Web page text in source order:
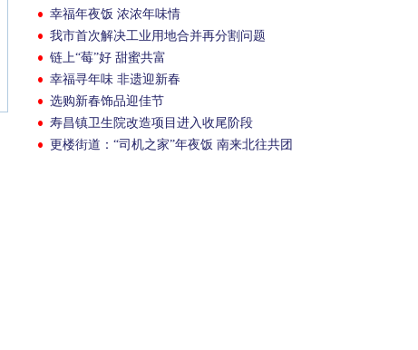
幸福年夜饭 浓浓年味情
我市首次解决工业用地合并再分割问题
链上“莓”好 甜蜜共富
幸福寻年味 非遗迎新春
选购新春饰品迎佳节
寿昌镇卫生院改造项目进入收尾阶段
更楼街道：“司机之家”年夜饭 南来北往共团